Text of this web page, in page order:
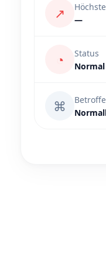
↗
—
◔
Status
Normal
⌘